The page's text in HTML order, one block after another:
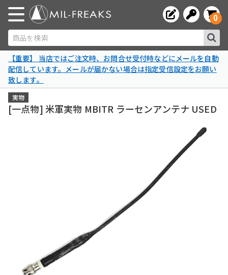
商品を検索
0
【重要】 当店ではご注文時、お問合せ受付時などにメールを自動
配信しています。メールが届かない場合は指定受信設定をお願い
致します。
実物
[一点物] 米軍実物 MBITR ラーセンアンテナ USED